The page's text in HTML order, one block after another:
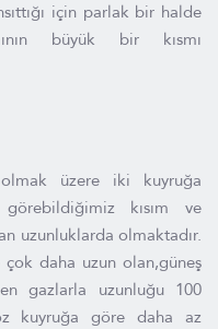
için parlak bir halde
büyük bir kısmı
üzere iki kuyruğa
kısım ve
uzunluklarda olmaktadır.
daha uzun olan,güneş
gazlarla uzunluğu 100
kuyruğa göre daha az